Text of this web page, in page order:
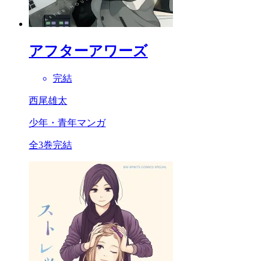
アフターアワーズ
完結
西尾雄太
少年・青年マンガ
全3巻完結